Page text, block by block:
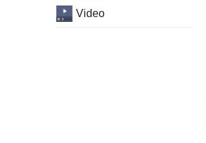
Video